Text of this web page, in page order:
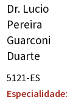
Dr. Lucio
Pereira
Guarconi
Duarte
5121-ES
Especialidade: